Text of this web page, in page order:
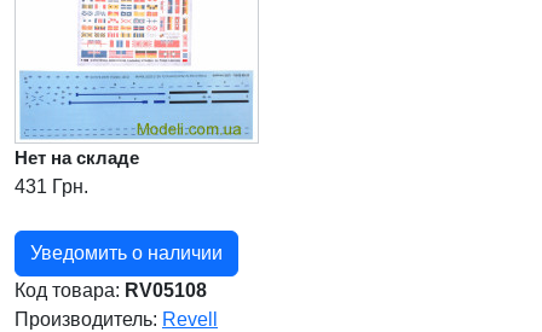
Нет на складе
431 Грн.
Уведомить о наличии
Код товара: RV05108
Производитель: Revell